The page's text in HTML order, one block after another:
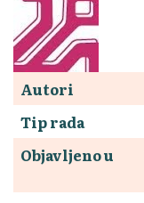
Autori
Tip rada
Objavljeno u